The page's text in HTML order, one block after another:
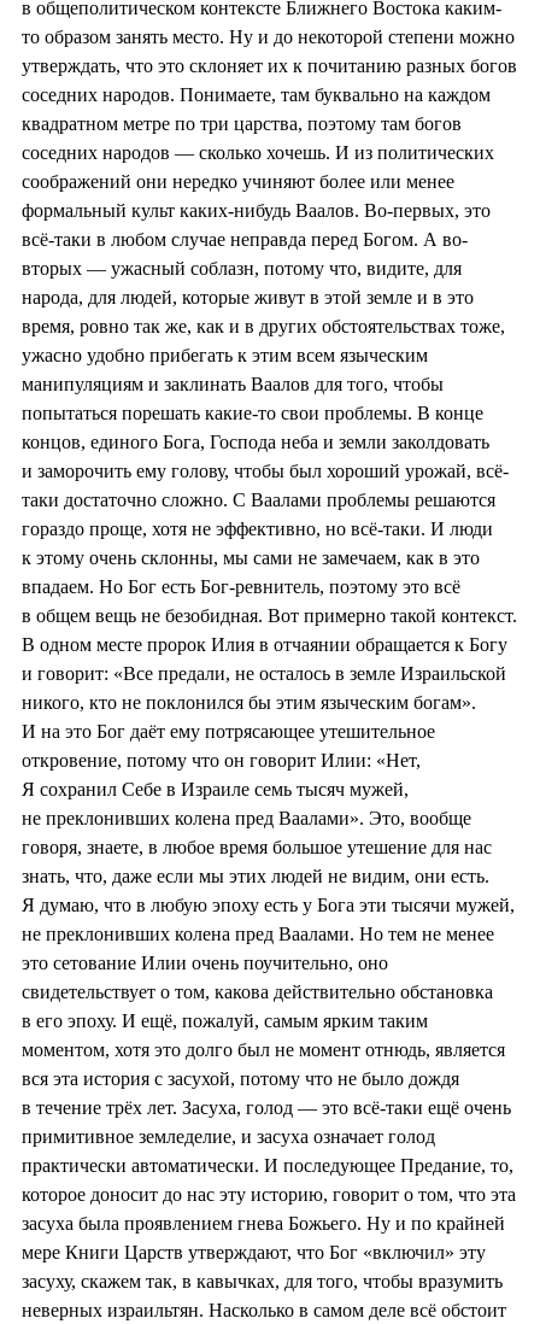
в общеполитическом контексте Ближнего Востока каким-
то образом занять место. Ну и до некоторой степени можно
утверждать, что это склоняет их к почитанию разных богов
соседних народов. Понимаете, там буквально на каждом
квадратном метре по три царства, поэтому там богов
соседних народов — сколько хочешь. И из политических
соображений они нередко учиняют более или менее
формальный культ каких-нибудь Ваалов. Во-первых, это
всё-таки в любом случае неправда перед Богом. А во-
вторых — ужасный соблазн, потому что, видите, для
народа, для людей, которые живут в этой земле и в это
время, ровно так же, как и в других обстоятельствах тоже,
ужасно удобно прибегать к этим всем языческим
манипуляциям и заклинать Ваалов для того, чтобы
попытаться порешать какие-то свои проблемы. В конце
концов, единого Бога, Господа неба и земли заколдовать
и заморочить ему голову, чтобы был хороший урожай, всё-
таки достаточно сложно. С Ваалами проблемы решаются
гораздо проще, хотя не эффективно, но всё-таки. И люди
к этому очень склонны, мы сами не замечаем, как в это
впадаем. Но Бог есть Бог-ревнитель, поэтому это всё
в общем вещь не безобидная. Вот примерно такой контекст.
В одном месте пророк Илия в отчаянии обращается к Богу
и говорит: «Все предали, не осталось в земле Израильской
никого, кто не поклонился бы этим языческим богам».
И на это Бог даёт ему потрясающее утешительное
откровение, потому что он говорит Илии: «Нет,
Я сохранил Себе в Израиле семь тысяч мужей,
не преклонивших колена пред Ваалами». Это, вообще
говоря, знаете, в любое время большое утешение для нас
знать, что, даже если мы этих людей не видим, они есть.
Я думаю, что в любую эпоху есть у Бога эти тысячи мужей,
не преклонивших колена пред Ваалами. Но тем не менее
это сетование Илии очень поучительно, оно
свидетельствует о том, какова действительно обстановка
в его эпоху. И ещё, пожалуй, самым ярким таким
моментом, хотя это долго был не момент отнюдь, является
вся эта история с засухой, потому что не было дождя
в течение трёх лет. Засуха, голод — это всё-таки ещё очень
примитивное земледелие, и засуха означает голод
практически автоматически. И последующее Предание, то,
которое доносит до нас эту историю, говорит о том, что эта
засуха была проявлением гнева Божьего. Ну и по крайней
мере Книги Царств утверждают, что Бог «включил» эту
засуху, скажем так, в кавычках, для того, чтобы вразумить
неверных израильтян. Насколько в самом деле всё обстоит